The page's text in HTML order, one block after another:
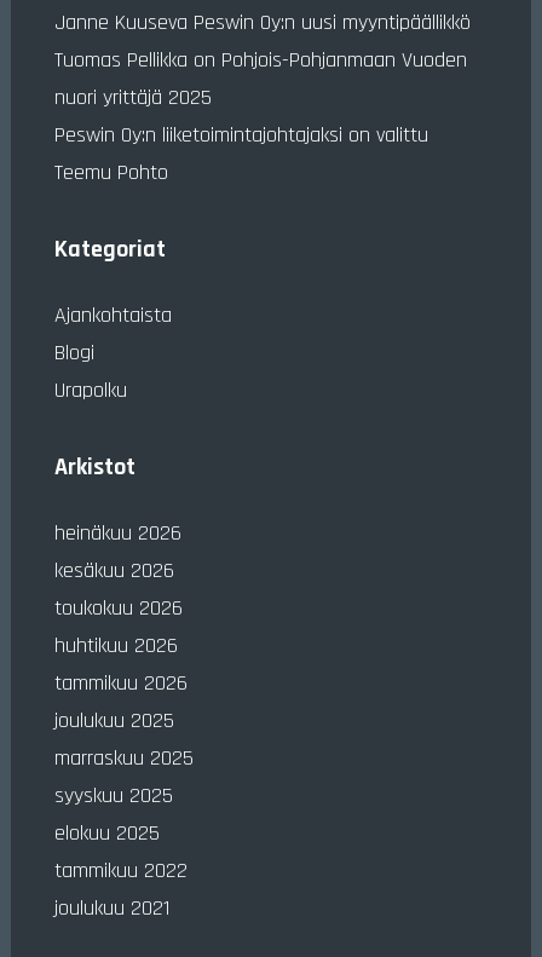
Janne Kuuseva Peswin Oy:n uusi myyntipäällikkö
Tuomas Pellikka on Pohjois-Pohjanmaan Vuoden
nuori yrittäjä 2025
Peswin Oy:n liiketoimintajohtajaksi on valittu
Teemu Pohto
Kategoriat
Ajankohtaista
Blogi
Urapolku
Arkistot
heinäkuu 2026
kesäkuu 2026
toukokuu 2026
huhtikuu 2026
tammikuu 2026
joulukuu 2025
marraskuu 2025
syyskuu 2025
elokuu 2025
tammikuu 2022
joulukuu 2021